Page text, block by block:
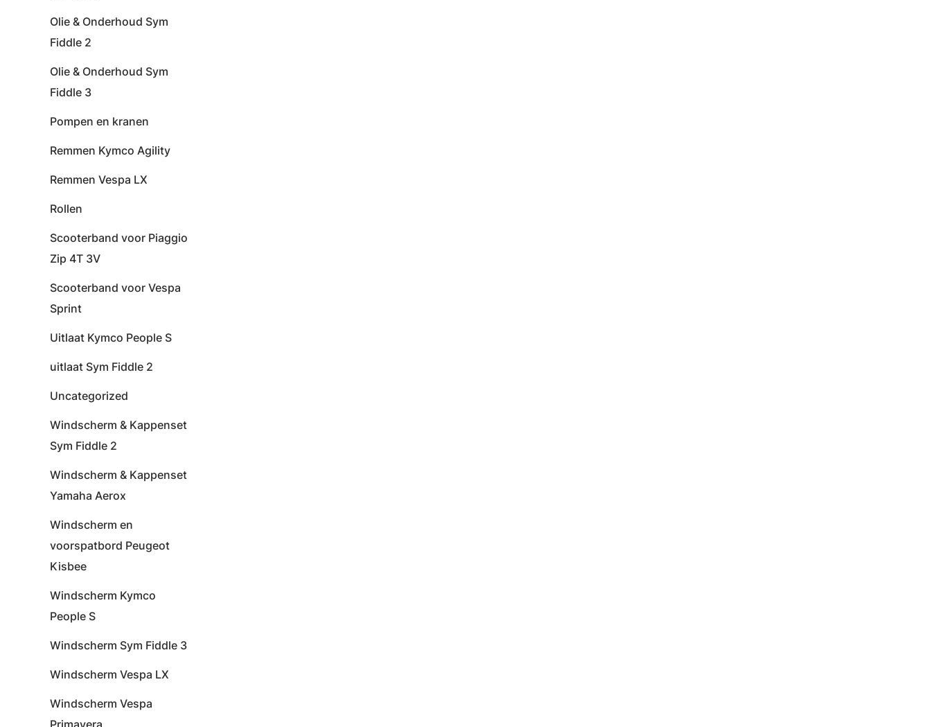
Olie & Onderhoud Sym
Fiddle 2
Olie & Onderhoud Sym
Fiddle 3
Pompen en kranen
Remmen Kymco Agility
Remmen Vespa LX
Rollen
Scooterband voor Piaggio
Zip 4T 3V
Scooterband voor Vespa
Sprint
Uitlaat Kymco People S
uitlaat Sym Fiddle 2
Uncategorized
Windscherm & Kappenset
Sym Fiddle 2
Windscherm & Kappenset
Yamaha Aerox
Windscherm en
voorspatbord Peugeot
Kisbee
Windscherm Kymco
People S
Windscherm Sym Fiddle 3
Windscherm Vespa LX
Windscherm Vespa
Primavera